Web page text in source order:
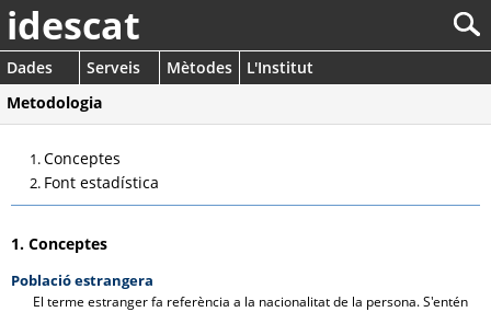
idescat
Dades Serveis Mètodes
L'Institut
Metodologia
Conceptes
Font estadística
1. Conceptes
Població estrangera
El terme estranger fa referència a la nacionalitat de la persona. S'entén